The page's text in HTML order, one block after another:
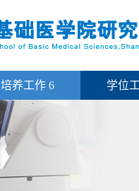
培养工作 6 学位